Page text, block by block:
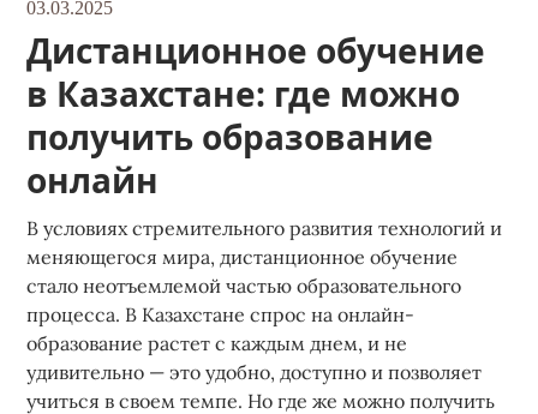
03.03.2025
Дистанционное обучение
в Казахстане: где можно
получить образование
онлайн
В условиях стремительного развития технологий и
меняющегося мира, дистанционное обучение
стало неотъемлемой частью образовательного
процесса. В Казахстане спрос на онлайн-
образование растет с каждым днем, и не
удивительно — это удобно, доступно и позволяет
учиться в своем темпе. Но где же можно получить